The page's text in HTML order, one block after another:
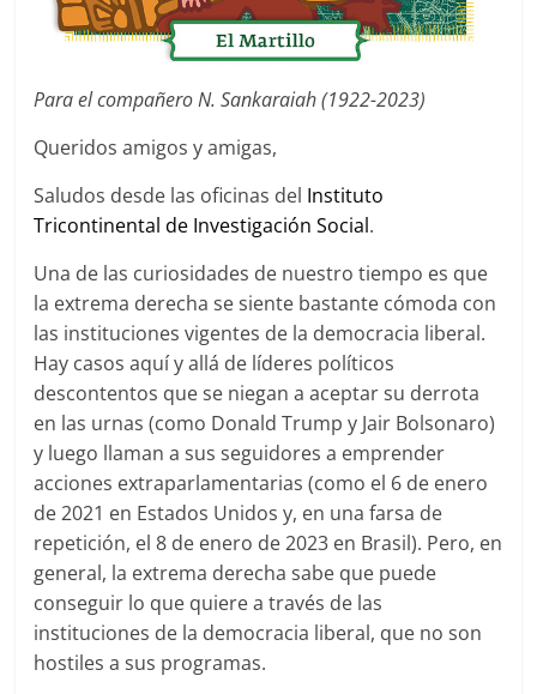
Para el compañero N. Sankaraiah (1922-2023)
Queridos amigos y amigas,
Saludos desde las oficinas del Instituto
Tricontinental de Investigación Social.
Una de las curiosidades de nuestro tiempo es que
la extrema derecha se siente bastante cómoda con
las instituciones vigentes de la democracia liberal.
Hay casos aquí y allá de líderes políticos
descontentos que se niegan a aceptar su derrota
en las urnas (como Donald Trump y Jair Bolsonaro)
y luego llaman a sus seguidores a emprender
acciones extraparlamentarias (como el 6 de enero
de 2021 en Estados Unidos y, en una farsa de
repetición, el 8 de enero de 2023 en Brasil). Pero, en
general, la extrema derecha sabe que puede
conseguir lo que quiere a través de las
instituciones de la democracia liberal, que no son
hostiles a sus programas.